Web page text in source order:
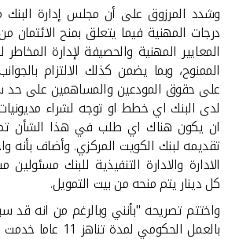
تركيا
مصر
المملكة المتحدة
مملكة البحرين
وشدد المرزوق على أن مجلس إدارة البنك
درجات المهنية فيما يتعلق بمنح الائتمان
المعايير المهنية والحصيفة لإدارة المخاطر
الممنوح، وبما يضمن كذلك الالتزام
على حقوق المودعين والمساهمين على حد
لدى البنك اي خطط او توجه لشراء
ان يكون هناك اي طلب في هذا الشأن
تقديمه لبنك الكويت المركزي. وأضاف بأنه
الادارة والادارة التنفيذية للبنك
كل دينار يتم منحه من بيت التمويل.
واختتم تصريحه "بأنني وبالرغم من انه
بالعمل الحكومي